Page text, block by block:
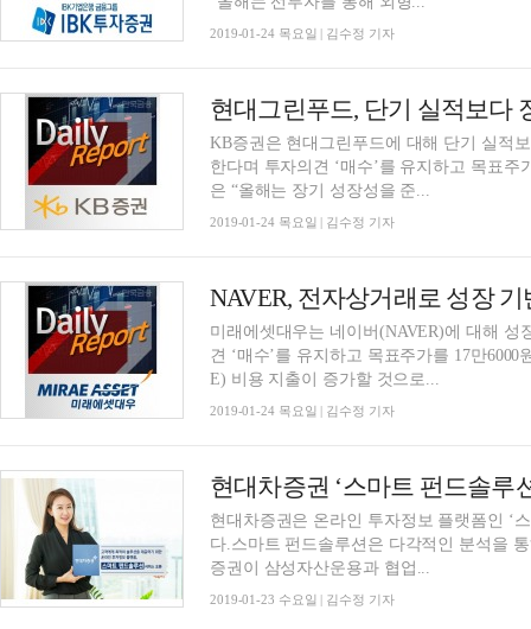
2019-01-24 목요일 | 김수정 기자
KB증권은 현대그린푸드에 대해 단기 실적
한다며 투자의견 ‘매수’를 유지하고 목표
은 “올해는 장기 성장성을 준...
2019-01-24 목요일 | 김수정 기자
NAVER, 전자상거래로 성장
미래에셋대우는 네이버(NAVER)에 대해
견 ‘매수’를 유지하고 목표주가를 17만
E) 비용 지출이 증가할 것으로...
2019-01-24 목요일 | 김수정 기자
현대차증권 ‘스마트 펀드솔루
현대차증권은 온라인 투자정보 플랫폼인 ‘
다.스마트 펀드솔루션은 다각적인 분석을
증권이 삼성자산운용과 협업...
2019-01-23 수요일 | 김수정 기자